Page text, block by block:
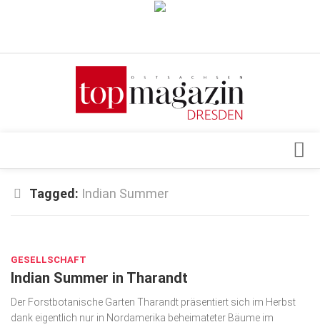
Verkaufsstellen
Top Gesundheitsforum Dresden / Ostsachsen
Geschäft
gesund & schön
Gesellschaft
Tagged: Indian Summer
GESELLSCHAFT
Indian Summer in Tharandt
Der Forstbotanische Garten Tharandt präsentiert sich im Herbst
dank eigentlich nur in Nordamerika beheimateter Bäume im